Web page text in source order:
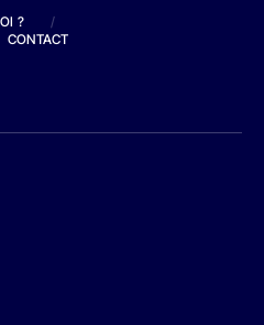
?
/
CONTACT